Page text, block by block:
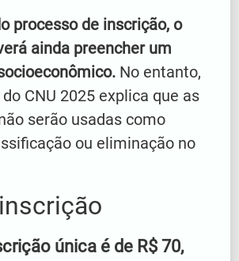
processo de inscrição, o
ainda preencher um
No entanto,
do CNU 2025 explica que as
serão usadas como
ou eliminação no
única é de R$ 70,